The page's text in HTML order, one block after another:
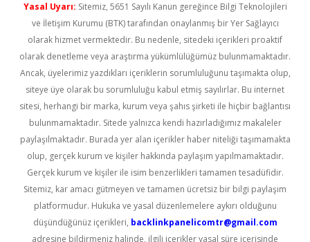
Yasal Uyarı: Sitemiz, 5651 Sayılı Kanun gereğince Bilgi Teknolojileri
ve İletişim Kurumu (BTK) tarafından onaylanmış bir Yer Sağlayıcı
olarak hizmet vermektedir. Bu nedenle, sitedeki içerikleri proaktif
olarak denetleme veya araştırma yükümlülüğümüz bulunmamaktadır.
Ancak, üyelerimiz yazdıkları içeriklerin sorumluluğunu taşımakta olup,
siteye üye olarak bu sorumluluğu kabul etmiş sayılırlar. Bu internet
sitesi, herhangi bir marka, kurum veya şahıs şirketi ile hiçbir bağlantısı
bulunmamaktadır. Sitede yalnızca kendi hazırladığımız makaleler
paylaşılmaktadır. Burada yer alan içerikler haber niteliği taşımamakta
olup, gerçek kurum ve kişiler hakkında paylaşım yapılmamaktadır.
Gerçek kurum ve kişiler ile isim benzerlikleri tamamen tesadüfidir.
Sitemiz, kar amacı gütmeyen ve tamamen ücretsiz bir bilgi paylaşım
platformudur. Hukuka ve yasal düzenlemelere aykırı olduğunu
düşündüğünüz içerikleri, backlinkpanelicomtr@gmail.com
adresine bildirmeniz halinde, ilgili içerikler yasal süre içerisinde